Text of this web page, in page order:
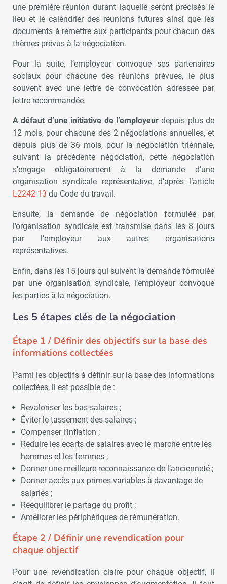
une première réunion durant laquelle seront précisés le
lieu et le calendrier des réunions futures ainsi que les
documents à remettre aux participants pour chacun des
thèmes prévus à la négociation.
Pour la suite, l’employeur convoque ses partenaires
sociaux pour chacune des réunions prévues, le plus
souvent avec une lettre de convocation adressée par
lettre recommandée.
A défaut d’une initiative de l’employeurdepuis plus de
12 mois, pour chacune des 2 négociations annuelles, et
depuis plus de 36 mois, pour la négociation triennale,
suivant la précédente négociation, cette négociation
s’engage obligatoirement à la demande d’une
organisation syndicale représentative, d’après l’article
L2242-13 du Code du travail.
Ensuite, la demande de négociation formulée par
l’organisation syndicale est transmise dans les 8 jours
par l’employeur aux autres organisations
représentatives.
Enfin, dans les 15 jours qui suivent la demande formulée
par une organisation syndicale, l’employeur convoque
les parties à la négociation.
Les 5 étapes clés de la négociation
Étape 1 / Définir des objectifs sur la base des
informations collectées
Parmi les objectifs à définir sur la base des informations
collectées, il est possible de :
Revaloriser les bas salaires ;
Éviter le tassement des salaires ;
Compenser l’inflation ;
Réduire les écarts de salaires avec le marché entre les
hommes et les femmes ;
Donner une meilleure reconnaissance de l’ancienneté ;
Donner accès aux primes variables à davantage de
salariés ;
Rééquilibrer le partage du profit ;
Améliorer les périphériques de rémunération.
Étape 2 / Définir une revendication pour
chaque objectif
Pour une revendication claire pour chaque objectif, il